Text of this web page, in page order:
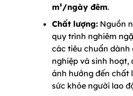
m³/ngày đêm.
Chất lượng:Nguồn
quy trình nghiêm
các tiêu chuẩn dành
nghiệp và sinh hoạt,
ảnh hưởng đến chất
sức khỏe người lao